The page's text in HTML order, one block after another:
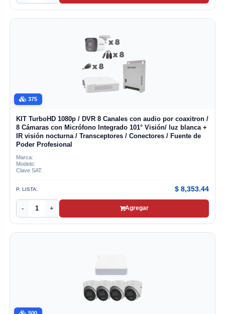
375
KIT TurboHD 1080p / DVR 8 Canales con audio por coaxitron /
8 Cámaras con Micrófono Integrado 101° Visión/ luz blanca +
IR visión nocturna / Transceptores / Conectores / Fuente de
Poder Profesional
Marca:
Modelo:
Clave SAT:
P. LISTA: $ 8,353.44
- + Agregar
500